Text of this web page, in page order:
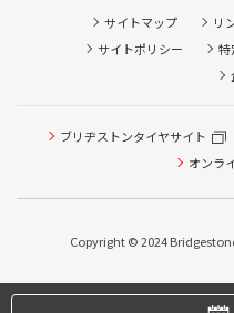
サイトマップ リ
サイトポリシー
特
ブリヂストンタイヤサイト
オンラ
Copyright © 2024
ピット作業の予約